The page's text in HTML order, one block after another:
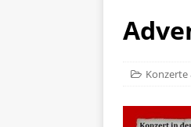
Konzerte